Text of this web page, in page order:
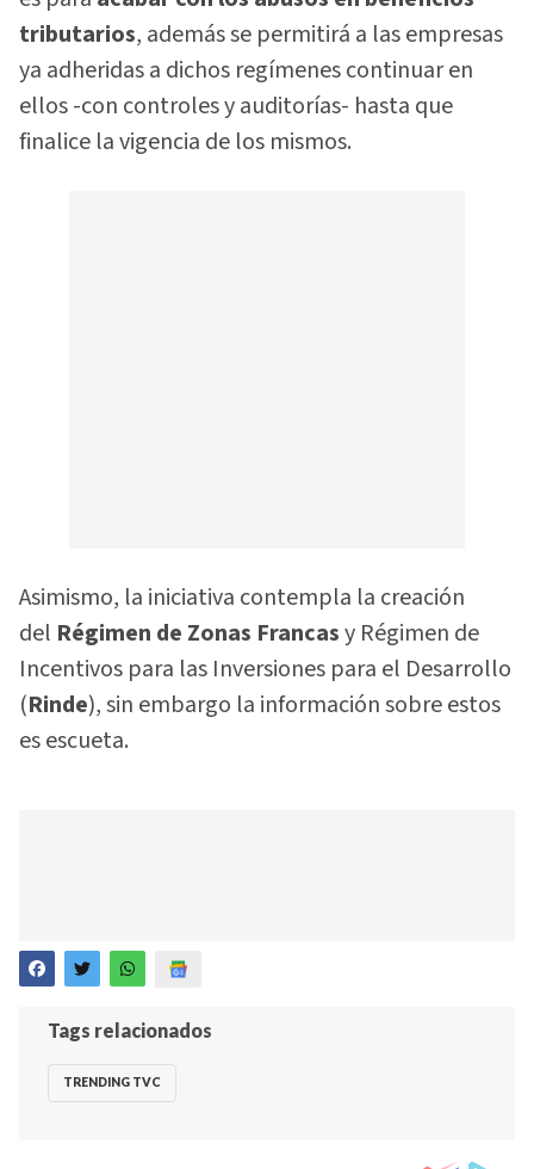
tributarios, además se permitirá a las empresas
ya adheridas a dichos regímenes continuar en
ellos -con controles y auditorías- hasta que
finalice la vigencia de los mismos.
Asimismo, la iniciativa contempla la creación
del Régimen de Zonas Francasy Régimen de
Incentivos para las Inversiones para el Desarrollo
(Rinde), sin embargo la información sobre estos
es escueta.
Tags relacionados
TRENDING TVC